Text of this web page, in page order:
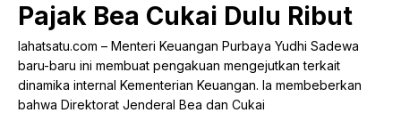
Pajak Bea Cukai Dulu Ribut
lahatsatu.com – Menteri Keuangan Purbaya Yudhi Sadewa
baru-baru ini membuat pengakuan mengejutkan terkait
dinamika internal Kementerian Keuangan. Ia membeberkan
bahwa Direktorat Jenderal Bea dan Cukai